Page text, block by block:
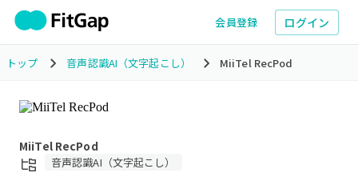
会員登録 ログイン
トップ 音声認識AI（文字起こし） MiiTel RecPod
MiiTel RecPod
音声認識AI（文字起こし）